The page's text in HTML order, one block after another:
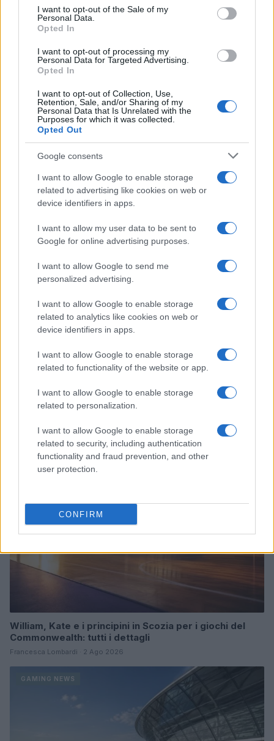
consent section.
I want to opt-out of the Sale of my
Personal Data.
Opted In
I want to opt-out of processing my
Personal Data for Targeted Advertising.
Opted In
I want to opt-out of Collection, Use,
Retention, Sale, and/or Sharing of my
Personal Data that Is Unrelated with the
Purposes for which it was collected.
Opted Out
Google consents
I want to allow Google to enable storage
related to advertising like cookies on web or
device identifiers in apps.
I want to allow my user data to be sent to
Google for online advertising purposes.
I want to allow Google to send me
personalized advertising.
I want to allow Google to enable storage
related to analytics like cookies on web or
device identifiers in apps.
I want to allow Google to enable storage
related to functionality of the website or app.
I want to allow Google to enable storage
related to personalization.
I want to allow Google to enable storage
related to security, including authentication
functionality and fraud prevention, and other
user protection.
CONFIRM
integrante della strategia di marketing a lungo
termine. Ricorda, il marketing è un viaggio, non una
AUTORE
AiAdhubMedia
Continua a leggere
GAMING NEWS
William, Kate e i principini in Scozia per i giochi del
Commonwealth: tutti i dettagli
Francesca Lombardi · 2 Ago 2026
GAMING NEWS